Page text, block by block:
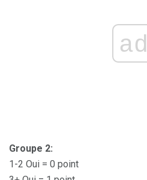
ad
Groupe 2:
1-2 Oui = 0 point